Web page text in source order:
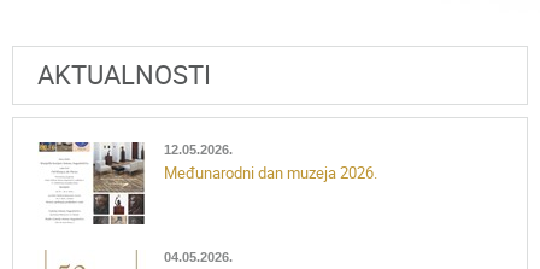
AKTUALNOSTI
12.05.2026.
Međunarodni dan muzeja 2026.
04.05.2026.